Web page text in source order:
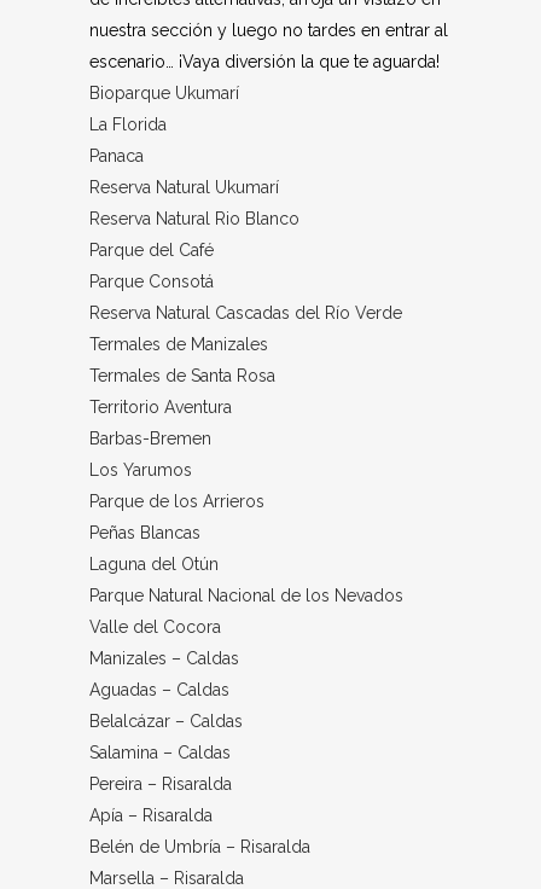
nuestra sección y luego no tardes en entrar al
escenario… ¡Vaya diversión la que te aguarda!
Bioparque Ukumarí
La Florida
Panaca
Reserva Natural Ukumarí
Reserva Natural Rio Blanco
Parque del Café
Parque Consotá
Reserva Natural Cascadas del Río Verde
Termales de Manizales
Termales de Santa Rosa
Territorio Aventura
Barbas-Bremen
Los Yarumos
Parque de los Arrieros
Peñas Blancas
Laguna del Otún
Parque Natural Nacional de los Nevados
Valle del Cocora
Manizales – Caldas
Aguadas – Caldas
Belalcázar – Caldas
Salamina – Caldas
Pereira – Risaralda
Apía – Risaralda
Belén de Umbría – Risaralda
Marsella – Risaralda